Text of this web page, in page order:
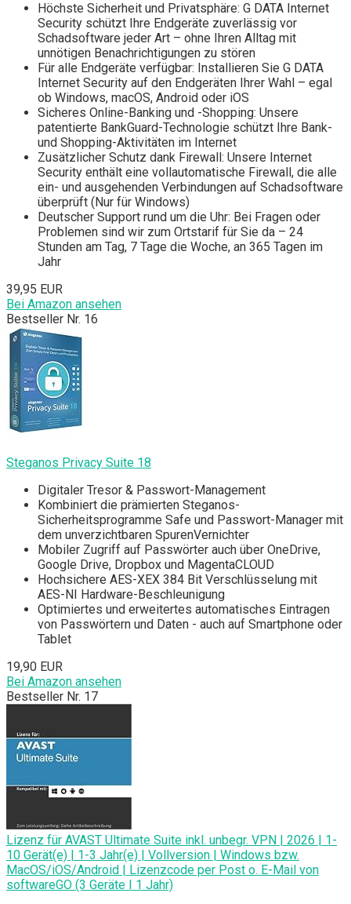
Höchste Sicherheit und Privatsphäre: G DATA Internet
Security schützt Ihre Endgeräte zuverlässig vor
Schadsoftware jeder Art – ohne Ihren Alltag mit
unnötigen Benachrichtigungen zu stören
Für alle Endgeräte verfügbar: Installieren Sie G DATA
Internet Security auf den Endgeräten Ihrer Wahl – egal
ob Windows, macOS, Android oder iOS
Sicheres Online-Banking und -Shopping: Unsere
patentierte BankGuard-Technologie schützt Ihre Bank-
und Shopping-Aktivitäten im Internet
Zusätzlicher Schutz dank Firewall: Unsere Internet
Security enthält eine vollautomatische Firewall, die alle
ein- und ausgehenden Verbindungen auf Schadsoftware
überprüft (Nur für Windows)
Deutscher Support rund um die Uhr: Bei Fragen oder
Problemen sind wir zum Ortstarif für Sie da – 24
Stunden am Tag, 7 Tage die Woche, an 365 Tagen im
Jahr
39,95 EUR
Bei Amazon ansehen
Bestseller Nr. 16
Steganos Privacy Suite 18
Digitaler Tresor & Passwort-Management
Kombiniert die prämierten Steganos-
Sicherheitsprogramme Safe und Passwort-Manager mit
dem unverzichtbaren SpurenVernichter
Mobiler Zugriff auf Passwörter auch über OneDrive,
Google Drive, Dropbox und MagentaCLOUD
Hochsichere AES-XEX 384 Bit Verschlüsselung mit
AES-NI Hardware-Beschleunigung
Optimiertes und erweitertes automatisches Eintragen
von Passwörtern und Daten - auch auf Smartphone oder
Tablet
19,90 EUR
Bei Amazon ansehen
Bestseller Nr. 17
Lizenz für AVAST Ultimate Suite inkl. unbegr. VPN | 2026 | 1-
10 Gerät(e) | 1-3 Jahr(e) | Vollversion | Windows bzw.
MacOS/iOS/Android | Lizenzcode per Post o. E-Mail von
softwareGO (3 Geräte I 1 Jahr)